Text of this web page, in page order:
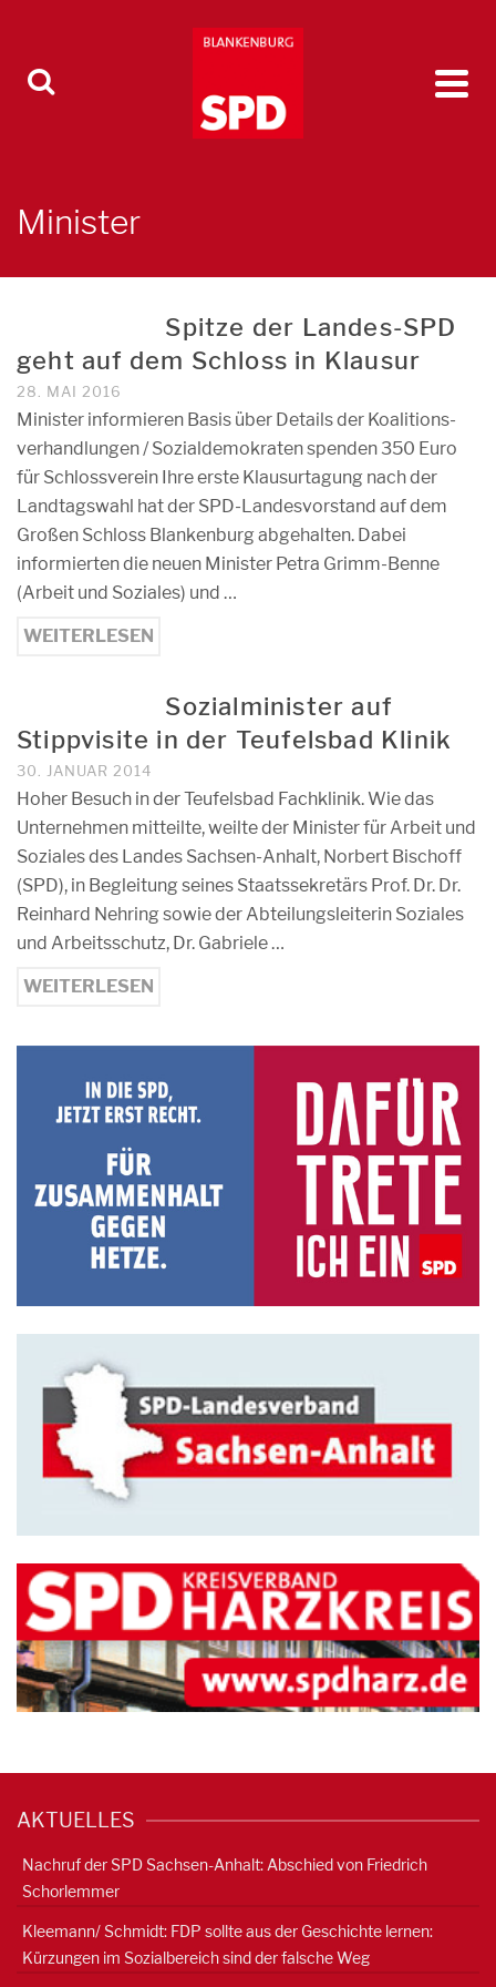
Minister
Spitze der Landes-SPD
geht auf dem Schloss in Klausur
28. MAI 2016
Minister informieren Basis über Details der Koalitions-
verhandlungen / Sozialdemokraten spenden 350 Euro
für Schlossverein Ihre erste Klausurtagung nach der
Landtagswahl hat der SPD-Landesvorstand auf dem
Großen Schloss Blankenburg abgehalten. Dabei
informierten die neuen Minister Petra Grimm-Benne
(Arbeit und Soziales) und …
WEITERLESEN
Sozialminister auf
Stippvisite in der Teufelsbad Klinik
30. JANUAR 2014
Hoher Besuch in der Teufelsbad Fachklinik. Wie das
Unternehmen mitteilte, weilte der Minister für Arbeit und
Soziales des Landes Sachsen-Anhalt, Norbert Bischoff
(SPD), in Begleitung seines Staatssekretärs Prof. Dr. Dr.
Reinhard Nehring sowie der Abteilungsleiterin Soziales
und Arbeitsschutz, Dr. Gabriele …
WEITERLESEN
AKTUELLES
Nachruf der SPD Sachsen-Anhalt: Abschied von Friedrich
Schorlemmer
Kleemann/ Schmidt: FDP sollte aus der Geschichte lernen:
Kürzungen im Sozialbereich sind der falsche Weg